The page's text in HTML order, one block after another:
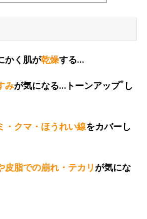
かく肌が乾燥する…
みが気になる…トーンアップ* し
・クマ・ほうれい線をカバーし
皮脂での崩れ・テカリ が気にな